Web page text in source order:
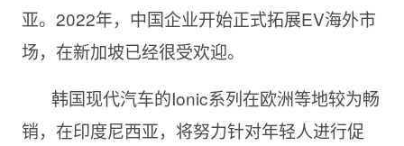
亚。2022年，中国企业开始正式拓展EV海外市
场，在新加坡已经很受欢迎。
韩国现代汽车的Ionic系列在欧洲等地较为畅
销，在印度尼西亚，将努力针对年轻人进行促